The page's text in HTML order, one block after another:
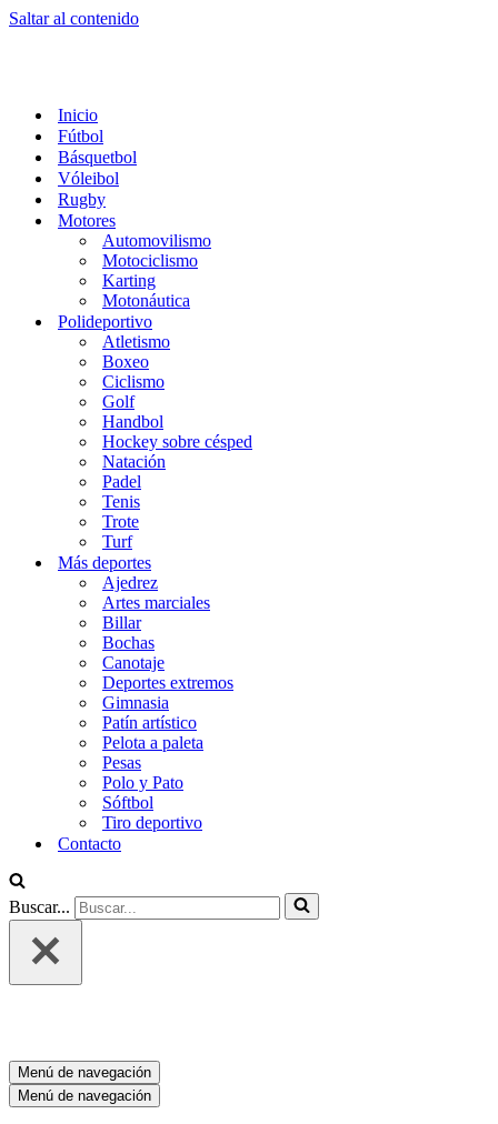
Saltar al contenido
Inicio
Fútbol
Básquetbol
Vóleibol
Rugby
Motores
Automovilismo
Motociclismo
Karting
Motonáutica
Polideportivo
Atletismo
Boxeo
Ciclismo
Golf
Handbol
Hockey sobre césped
Natación
Padel
Tenis
Trote
Turf
Más deportes
Ajedrez
Artes marciales
Billar
Bochas
Canotaje
Deportes extremos
Gimnasia
Patín artístico
Pelota a paleta
Pesas
Polo y Pato
Sóftbol
Tiro deportivo
Contacto
Buscar...
Menú de navegación
Menú de navegación